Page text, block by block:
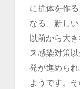
に抗体を作
なる、新し
以前から大
ス感染対策
発が進めら
ようです。